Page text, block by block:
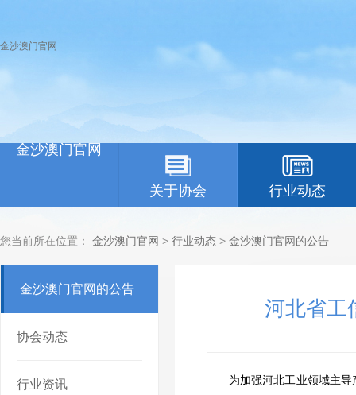
金沙澳门官网
金沙澳门官网
关于协会 行业动态
您当前所在位置： 金沙澳门官网 > 行业动态 > 金沙澳门官网的公告
金沙澳门官网的公告
协会动态
行业资讯
河北省工
为加强河北工业领域主导产